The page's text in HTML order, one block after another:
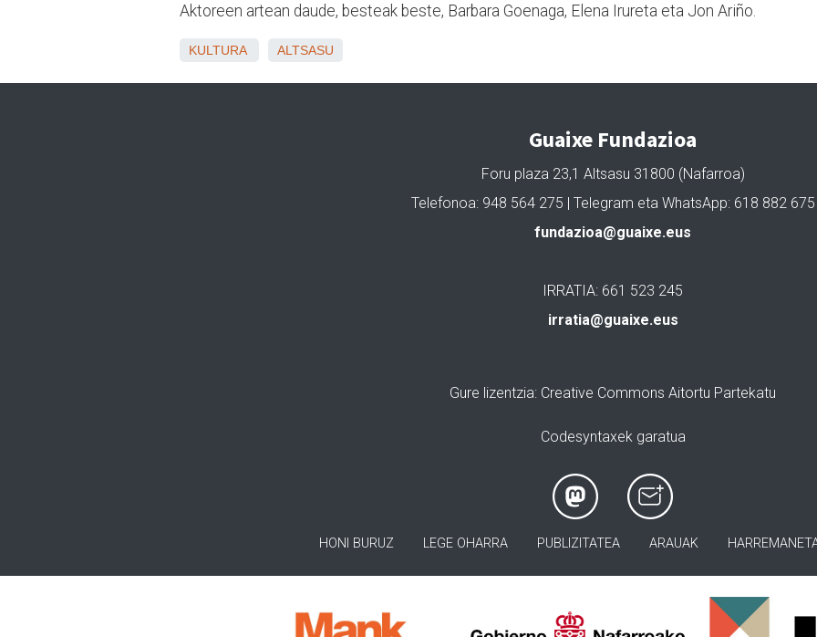
Aktoreen artean daude, besteak beste, Barbara Goenaga, Elena Irureta eta Jon Ariño.
KULTURA ALTSASU
Guaixe Fundazioa
Foru plaza 23,1 Altsasu 31800 (Nafarroa)
Telefonoa: 948 564 275 | Telegram eta WhatsApp: 618 882 675
fundazioa@guaixe.eus
IRRATIA: 661 523 245
irratia@guaixe.eus
Gure lizentzia: Creative Commons Aitortu Partekatu
Codesyntaxek garatua
HONI BURUZ LEGE OHARRA PUBLIZITATEA ARAUAK